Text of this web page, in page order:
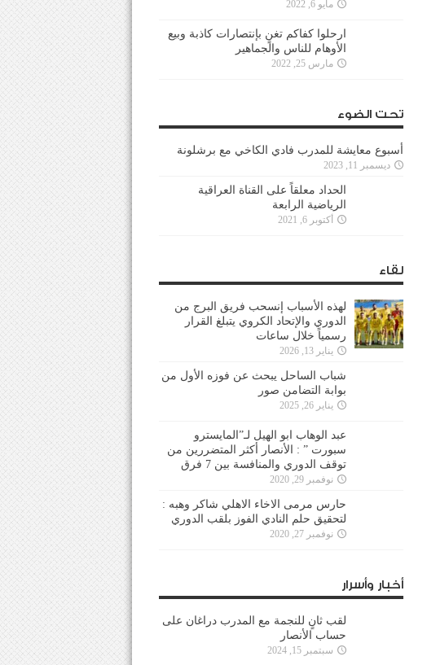
مايو 6, 2022
ارحلوا كفاكم تغنٍ بإنتصارات كاذبة وبيع
الأوهام للناس والجماهير
مارس 25, 2022
تحت الضوء
أسبوع معايشة للمدرب فادي الكاخي مع برشلونة
ديسمبر 11, 2023
الحداد معلقاً على القناة العراقية
الرياضية الرابعة
أكتوبر 6, 2021
لقاء
لهذه الأسباب إنسحب فريق البرج من
الدوري والإتحاد الكروي يتبلغ القرار
رسمياً خلال ساعات
يناير 13, 2026
شباب الساحل يبحث عن فوزه الأول من
بوابة التضامن صور
يناير 26, 2025
عبد الوهاب ابو الهيل لـ”المايسترو
سبورت ” : الأنصار أكثر المتضررين من
توقف الدوري والمنافسة بين 7 فرق
نوفمبر 29, 2020
حارس مرمى الاخاء الاهلي شاكر وهبه :
لتحقيق حلم النادي الفوز بلقب الدوري
نوفمبر 27, 2020
أخبار وأسرار
لقب ثانٍ للنجمة مع المدرب دراغان على
حساب الأنصار
سبتمبر 15, 2024